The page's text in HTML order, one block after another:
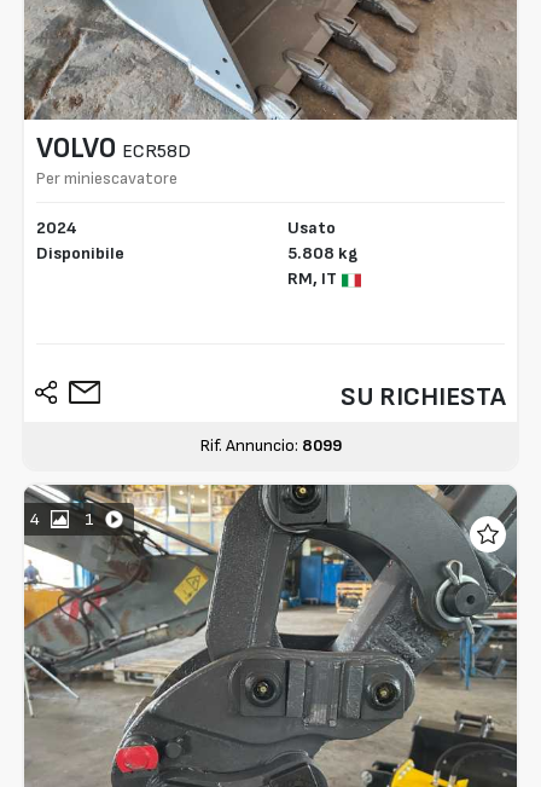
VOLVO ECR58D
Per miniescavatore
2024
Disponibile
Usato
5.808 kg
RM, IT
SU RICHIESTA
Rif. Annuncio: 8099
4 1